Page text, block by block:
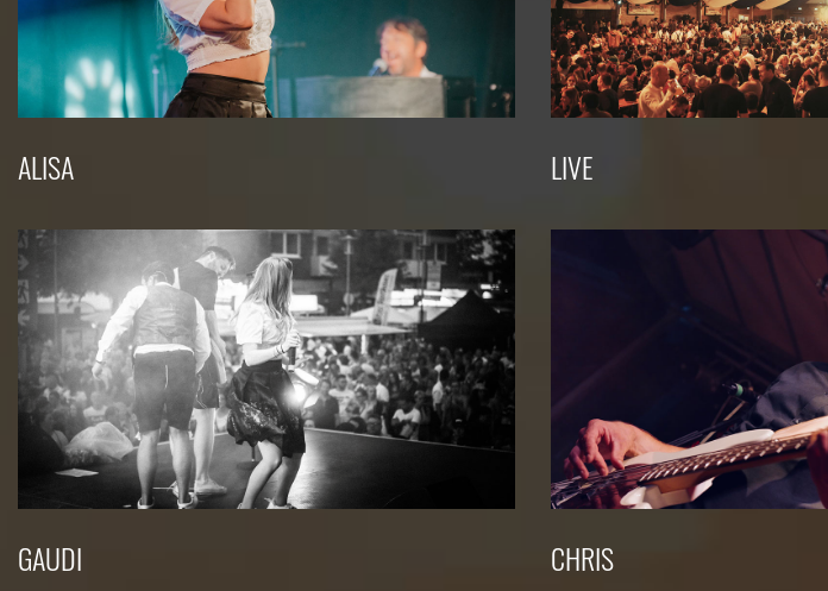
ALISA LIVE
GAUDI CHRIS